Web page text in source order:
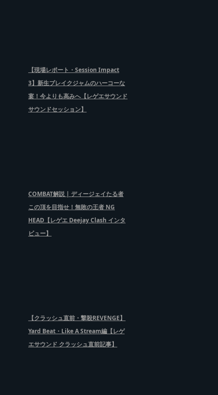
【現場レポート・Session Impact
3】新生ブレイクジャムのハーコーな
宴！今よりも高みへ【レゲエサウンド
サウンドセッション】
COMBAT解説 | ディージェイたる者
この頂を目指せ！無敗の王者 NG
HEAD【レゲエ Deejay Clash インタ
ビュー】
【クラッシュ直前・撃殺REVENGE】
Yard Beat・Like A Stream編【レゲ
エサウンド クラッシュ直前記事】